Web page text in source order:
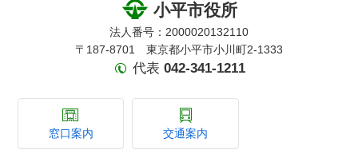
小平市役所
法人番号：2000020132110
〒187-8701 東京都小平市小川町2-1333
代表 042-341-1211
窓口案内 交通案内